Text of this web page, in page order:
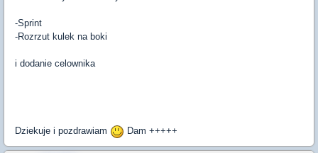
-Sprint
-Rozrzut kulek na boki
i dodanie celownika
Dziekuje i pozdrawiam Dam +++++